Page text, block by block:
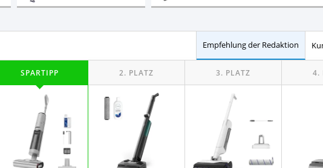
Empfehlung der Redaktion